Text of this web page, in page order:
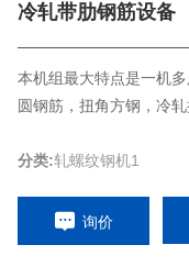
冷轧带肋钢筋设备
本机组最大特点是一机
圆钢筋，扭角方钢，冷轧
分类:轧螺纹钢机1
询价